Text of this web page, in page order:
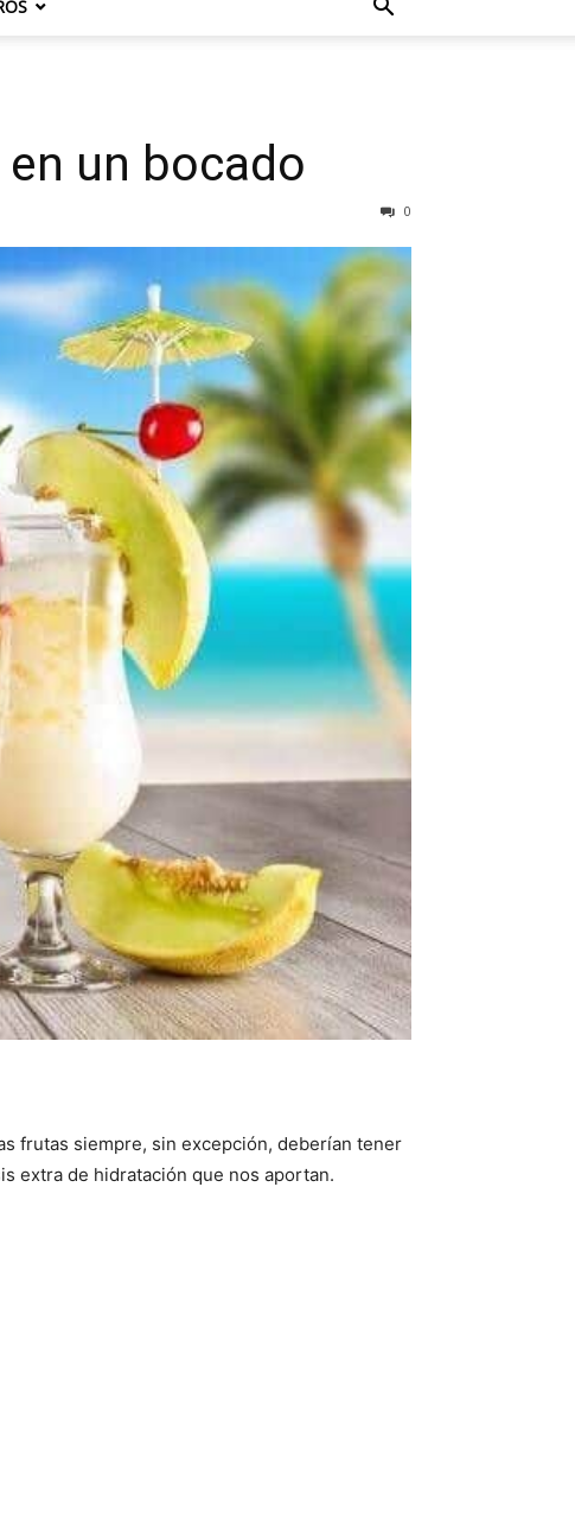
un bocado
0
frutas siempre, sin excepción, deberían tener
extra de hidratación que nos aportan.